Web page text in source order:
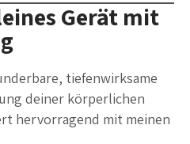
Gerät mit
tiefenwirksame
deiner körperlichen
hervorragend mit meinen